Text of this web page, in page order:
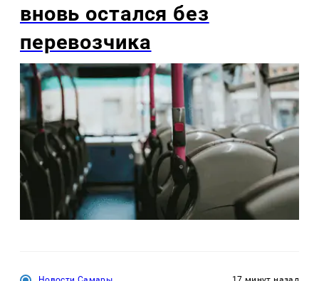
вновь остался без
перевозчика